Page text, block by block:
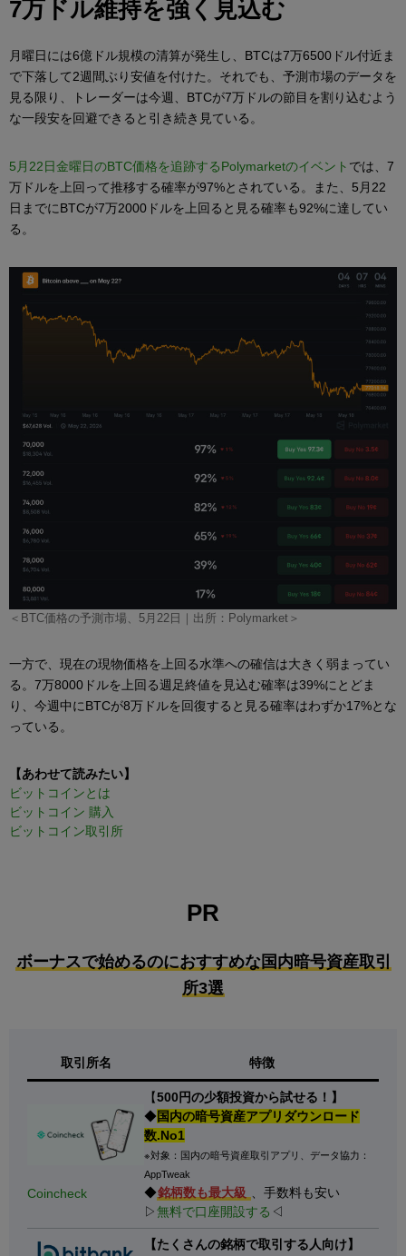
7万ドル維持を強く見込む
月曜日には6億ドル規模の清算が発生し、BTCは7万6500ドル付近ま
で下落して2週間ぶり安値を付けた。それでも、予測市場のデータを
見る限り、トレーダーは今週、BTCが7万ドルの節目を割り込むよう
な一段安を回避できると引き続き見ている。
5月22日金曜日のBTC価格を追跡するPolymarketのイベント では、7
万ドルを上回って推移する確率が97%とされている。また、5月22
日までにBTCが7万2000ドルを上回ると見る確率も92%に達してい
る。
＜BTC価格の予測市場、5月22日｜出所：Polymarket＞
一方で、現在の現物価格を上回る水準への確信は大きく弱まってい
る。7万8000ドルを上回る週足終値を見込む確率は39%にとどま
り、今週中にBTCが8万ドルを回復すると見る確率はわずか17%とな
っている。
【あわせて読みたい】
ビットコインとは
ビットコイン 購入
ビットコイン取引所
PR
ボーナスで始めるのにおすすめな国内暗号資産取引
所3選
取引所名 特徴
Coincheck
【500円の少額投資から試せる！】
◆国内の暗号資産アプリダウンロード
数.No1
※対象：国内の暗号資産取引アプリ、データ協力：
AppTweak
◆銘柄数も最大級
、手数料も安い
▷無料で口座開設する ◁
【たくさんの銘柄で取引する人向け】